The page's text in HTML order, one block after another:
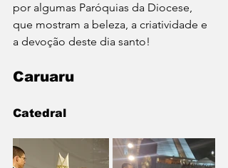
por algumas Paróquias da Diocese,
que mostram a beleza, a criatividade e
a devoção deste dia santo!
Caruaru
Catedral